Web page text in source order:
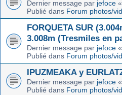
Dernier message par jefoce «
Publié dans Forum photos/
FORQUETA SUR
3.008m (Tresmiles en
Dernier message par jefoce «
Publié dans Forum photos/
IPUZMEAKA y
Dernier message par jefoce «
Publié dans Forum photos/